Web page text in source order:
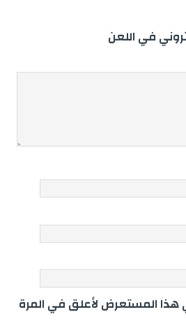
في اللعن
المستعرض لأعلق في المرة